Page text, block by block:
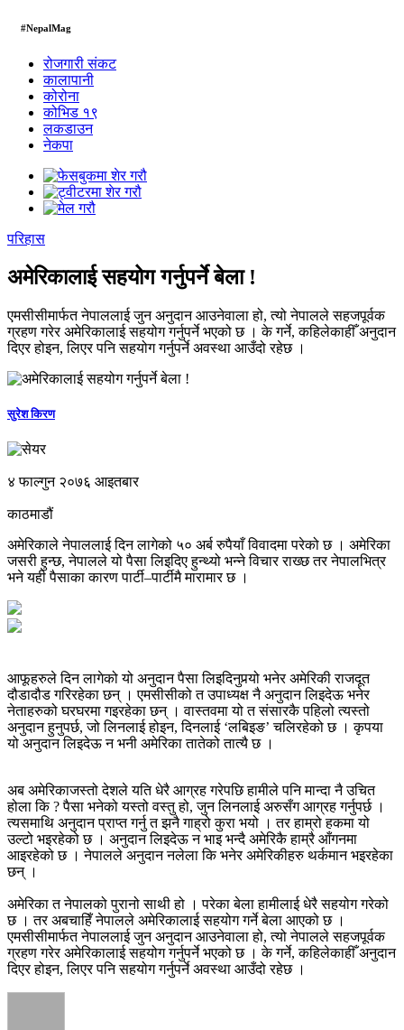
#NepalMag
रोजगारी संकट
कालापानी
कोरोना
कोभिड १९
लकडाउन
नेकपा
परिहास
अमेरिकालाई सहयोग गर्नुपर्ने बेला !
एमसीसीमार्फत नेपाललाई जुन अनुदान आउनेवाला हो, त्यो नेपालले सहजपूर्वक
ग्रहण गरेर अमेरिकालाई सहयोग गर्नुपर्ने भएको छ । के गर्ने, कहिलेकाहीँ अनुदान
दिएर होइन, लिएर पनि सहयोग गर्नुपर्ने अवस्था आउँदो रहेछ ।
सुरेश किरण
४ फाल्गुन २०७६ आइतबार
काठमाडौं
अमेरिकाले नेपाललाई दिन लागेको ५० अर्ब रुपैयाँ विवादमा परेको छ । अमेरिका
जसरी हुन्छ, नेपालले यो पैसा लिइदिए हुन्थ्यो भन्‍ने विचार राख्छ तर नेपालभित्र
भने यही पैसाका कारण पार्टी–पार्टीमै मारामार छ ।
आफूहरुले दिन लागेको यो अनुदान पैसा लिइदिनुपर्‍यो भनेर अमेरिकी राजदूत
दौडादौड गरिरहेका छन् । एमसीसीको त उपाध्यक्ष नै अनुदान लिइदेऊ भनेर
नेताहरुको घरघरमा गइरहेका छन् । वास्तवमा यो त संसारकै पहिलो त्यस्तो
अनुदान हुनुपर्छ, जो लिनलाई होइन, दिनलाई ‘लबिइङ’ चलिरहेको छ । कृपया
यो अनुदान लिइदेऊ न भनी अमेरिका तातेको तात्यै छ ।
अब अमेरिकाजस्तो देशले यति धेरै आग्रह गरेपछि हामीले पनि मान्दा नै उचित
होला कि ? पैसा भनेको यस्तो वस्तु हो, जुन लिनलाई अरुसँग आग्रह गर्नुपर्छ ।
त्यसमाथि अनुदान प्राप्त गर्नु त झनै गाह्रो कुरा भयो । तर हाम्रो हकमा यो
उल्टो भइरहेको छ । अनुदान लिइदेऊ न भाइ भन्दै अमेरिकै हाम्रै आँगनमा
आइरहेको छ । नेपालले अनुदान नलेला कि भनेर अमेरिकीहरु थर्कमान भइरहेका
छन् ।
अमेरिका त नेपालको पुरानो साथी हो । परेका बेला हामीलाई धेरै सहयोग गरेको
छ । तर अबचाहिँ नेपालले अमेरिकालाई सहयोग गर्ने बेला आएको छ ।
एमसीसीमार्फत नेपाललाई जुन अनुदान आउनेवाला हो, त्यो नेपालले सहजपूर्वक
ग्रहण गरेर अमेरिकालाई सहयोग गर्नुपर्ने भएको छ । के गर्ने, कहिलेकाहीँ अनुदान
दिएर होइन, लिएर पनि सहयोग गर्नुपर्ने अवस्था आउँदो रहेछ ।